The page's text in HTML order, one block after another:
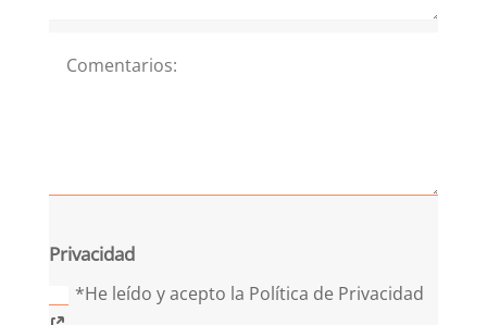
Privacidad
*He leído y acepto la Política de Privacidad